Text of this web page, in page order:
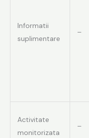
Informatii
suplimentare
–
Activitate
monitorizata
–